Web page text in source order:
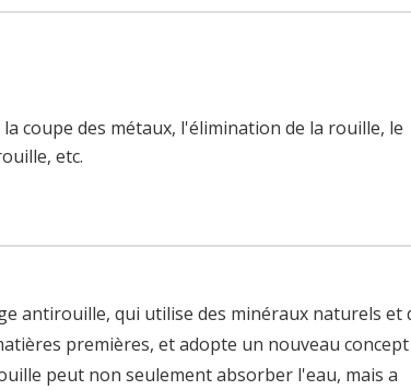
coupe des métaux, l'élimination de la rouille, le
etc.
antirouille, qui utilise des minéraux naturels et
premières, et adopte un nouveau concept
peut non seulement absorber l'eau, mais a